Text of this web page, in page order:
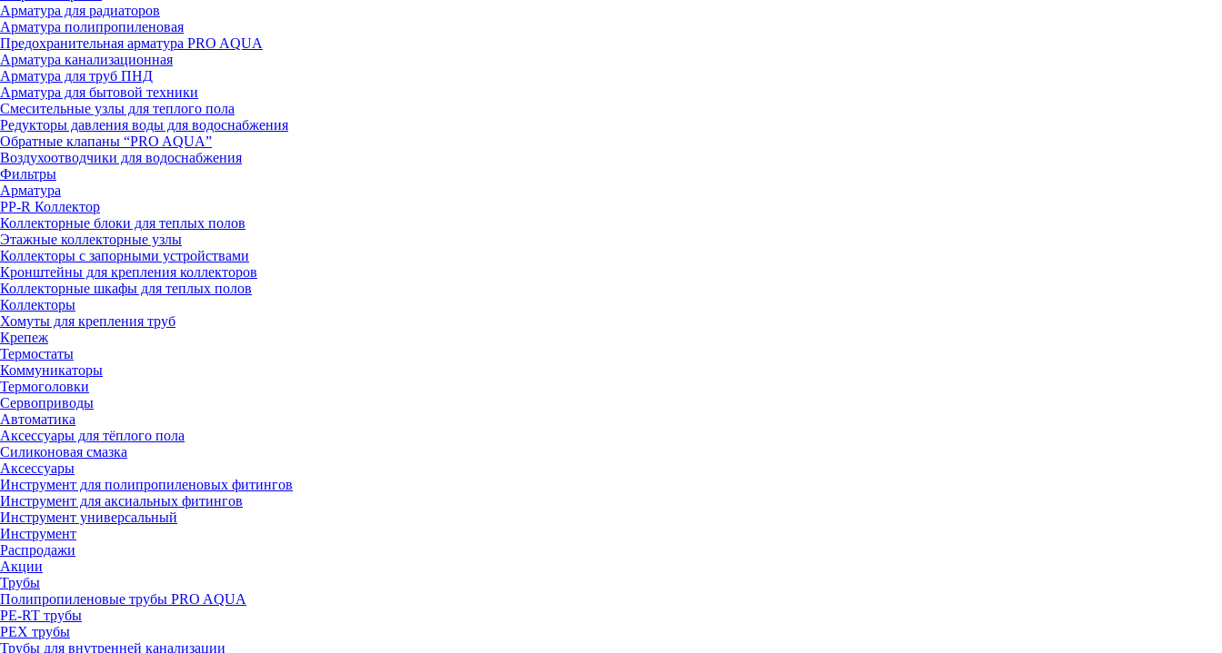
Арматура для радиаторов
Арматура полипропиленовая
Предохранительная арматура PRO AQUA
Арматура канализационная
Арматура для труб ПНД
Арматура для бытовой техники
Смесительные узлы для теплого пола
Редукторы давления воды для водоснабжения
Обратные клапаны “PRO AQUA”
Воздухоотводчики для водоснабжения
Фильтры
Арматура
PP-R Коллектор
Коллекторные блоки для теплых полов
Этажные коллекторные узлы
Коллекторы с запорными устройствами
Кронштейны для крепления коллекторов
Коллекторные шкафы для теплых полов
Коллекторы
Хомуты для крепления труб
Крепеж
Термостаты
Коммуникаторы
Термоголовки
Сервоприводы
Автоматика
Аксессуары для тёплого пола
Силиконовая смазка
Аксессуары
Инструмент для полипропиленовых фитингов
Инструмент для аксиальных фитингов
Инструмент универсальный
Инструмент
Распродажи
Акции
Трубы
Полипропиленовые трубы PRO AQUA
PE-RT трубы
PEX трубы
Трубы для внутренней канализации